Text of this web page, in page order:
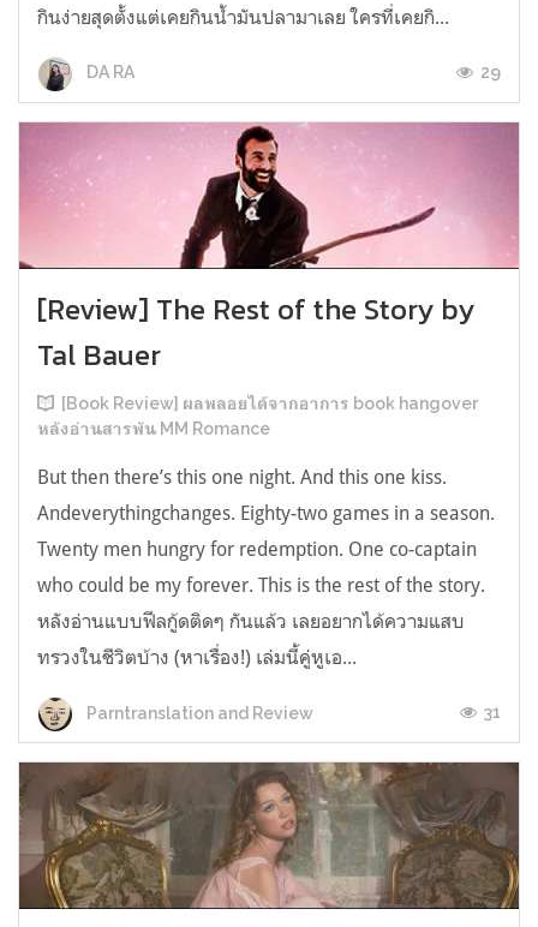
กินง่ายสุดตั้งแต่เคยกินน้ำมันปลามาเลย ใครที่เคยกิ...
DA RA 29
[Review] The Rest of the Story by
Tal Bauer
[Book Review] ผลพลอยได้จากอาการ book hangover
หลังอ่านสารพัน MM Romance
But then there’s this one night. And this one kiss.
Andeverythingchanges. Eighty-two games in a season.
Twenty men hungry for redemption. One co-captain
who could be my forever. This is the rest of the story.
หลังอ่านแบบฟีลกู้ดติดๆ กันแล้ว เลยอยากได้ความแสบ
ทรวงในชีวิตบ้าง (หาเรื่อง!) เล่มนี้คู่หูเอ...
Parntranslation and Review 31